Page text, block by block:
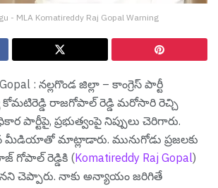
- MLA Komatireddy Raj Gopal Warning
: న‌ల్ల‌గొండ జిల్లా – కాంగ్రెస్ పార్టీ
కోమ‌టిరెడ్డి రాజ‌గోపాల్ రెడ్డి మ‌రోసారి రెచ్చి
పార్టీపై, ప్ర‌భుత్వంపై నిప్పులు చెరిగారు.
మాట్లాడారు. మునుగోడు ప్రజలకు
గోపాల్ రెడ్డికి (Komatireddy Raj Gopal)
చెప్పారు. నాకు అన్యాయం జరిగితే